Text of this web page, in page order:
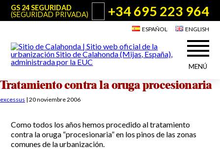
GS 24 SEGURIDAD
(SEGURIDAD PRIVADA)
+34 695 223 964
ESPAÑOL ENGLISH
MENÚ
Acerca de Sitio de Calahonda
Junta Directiva
Servicios de la EUC
Actuaciones
Sitio de Calahonda, Calle Monte Paraíso, 6, 29649 Mijas Costa.
NIF: G29178803.Todos los derechos reservados. Diseño y desarrollo:
Tratamiento contra la oruga procesionaria
excessus | 20 noviembre 2006
Como todos los años hemos procedido al tratamiento
contra la oruga “procesionaria” en los pinos de las zonas
comunes de la urbanización.